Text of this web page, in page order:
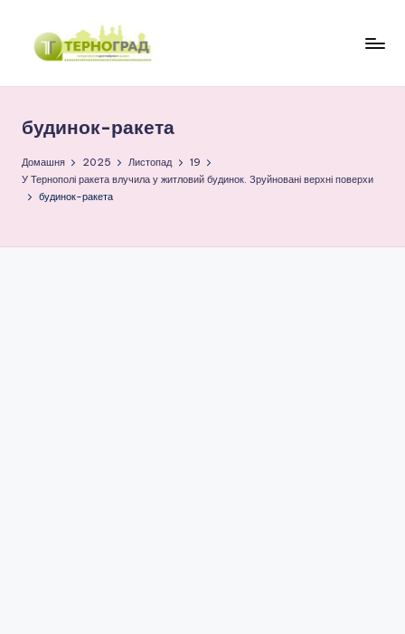
Перейти
р
н
о
цікаво
будинок-ракета
Домашня 2025 Листопад
19
У Тернополі ракета влучила у житловий будинок. Зруйновані верхні поверхи
будинок-ракета